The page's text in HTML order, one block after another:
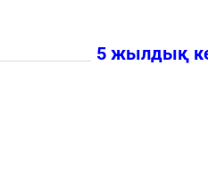
5 жылдық